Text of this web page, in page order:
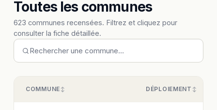
Toutes les communes
623 communes recensées. Filtrez et cliquez pour
consulter la fiche détaillée.
COMMUNE DÉPLOIEMENT